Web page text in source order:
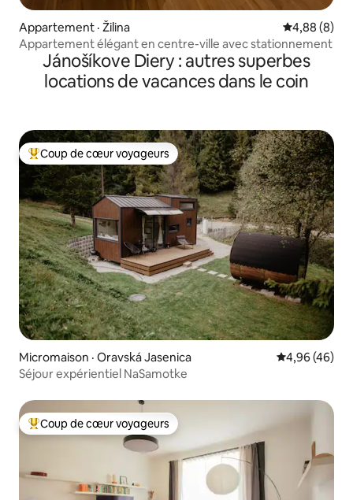
Appartement · Žilina Note
4,88 (8)
Appartement élégant en centre-ville avec stationnement
Jánošíkove Diery : autres superbes
locations de vacances dans le coin
Coup de cœur voyageurs parmi les plus aimés
Coup de cœur voyageurs
Micromaison · Oravská Jasenica Note
4,96 (46)
Séjour expérientiel NaSamotke
Coup de cœur voyageurs parmi les plus aimés
Coup de cœur voyageurs